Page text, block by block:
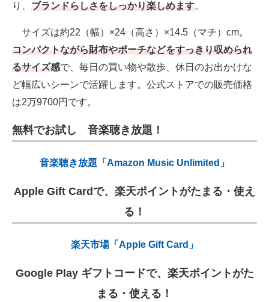
り、 ブランドらしさをしっかり楽しめます。
サイズは約22（幅）×24（高さ）×14.5（マチ）cm。
コンパクトながら財布やポーチなどをすっきり収められ
るサイズ感で、毎日の買い物や散歩、休日のお出かけな
ど幅広いシーンで活躍します。公式ストアでの販売価格
は2万9700円です。
無料でお試し 音楽聴き放題！
音楽聴き放題「Amazon Music Unlimited」
Apple Gift Cardで、楽天ポイントがたまる・使え
る！
楽天市場「Apple Gift Card」
Google Play ギフトコードで、楽天ポイントがた
まる・使える！